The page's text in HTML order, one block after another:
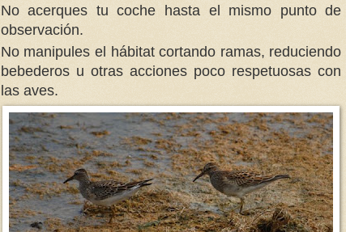
No acerques tu coche hasta el mismo punto de
observación.
No manipules el hábitat cortando ramas, reduciendo
bebederos u otras acciones poco respetuosas con
las aves.